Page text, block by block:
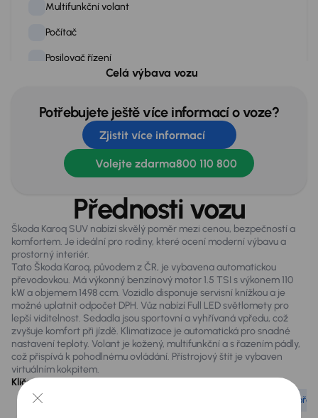
Multifunkční volant
Počítač
Posilovač řízení
Řazení pádly pod volantem
Sportovní sedadla
Stop Start systém
Tónovaná skla
Vyhřívaná sedadla
Exteriér
Al kola orig.
Auto. denní svícení
Bezklíčkové odemykání
Elektr.sklop.zrcátka
Celá výbava vozu
Potřebujete ještě více informací o voze?
Zjistit více informací
Volejte zdarma800 110 800
Přednosti vozu
Škoda Karoq SUV nabízí skvělý poměr mezi cenou, bezpečností a
komfortem. Je ideální pro rodiny, které ocení moderní výbavu a
prostorný interiér.
Tato Škoda Karoq, původem z ČR, je vybavena automatickou
převodovkou. Má výkonný benzínový motor 1.5 TSI s výkonem 110
kW a objemem 1498 ccm. Vozidlo disponuje servisní knížkou a je
možné uplatnit odpočet DPH. Vůz nabízí Full LED světlomety pro
lepší viditelnost. Sedadla jsou sportovní a vyhřívaná vpředu, což
zvyšuje komfort při jízdě. Klimatizace je automatická pro snadné
nastavení teploty. Volant je kožený, multifunkční a s řazením pádly,
což přispívá k pohodlnému ovládání. Přístrojový štít je vybaven
virtuálním kokpitem.
Klíčové vlastnosti
Výkonný motor 1.5 TSI
Automatická